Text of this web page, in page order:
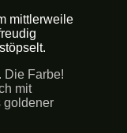
mittlerweile
Die Farbe!
mit
goldener